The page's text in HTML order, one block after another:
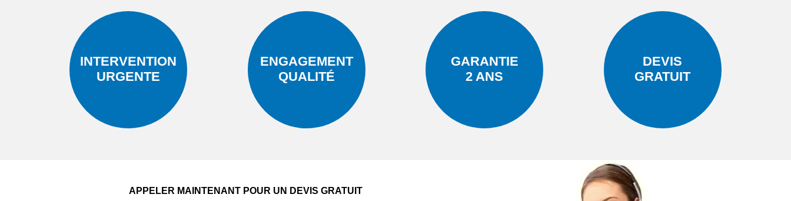
INTERVENTION
URGENTE
ENGAGEMENT
QUALITÉ
GARANTIE
2 ANS
DEVIS
GRATUIT
APPELER MAINTENANT POUR UN DEVIS GRATUIT